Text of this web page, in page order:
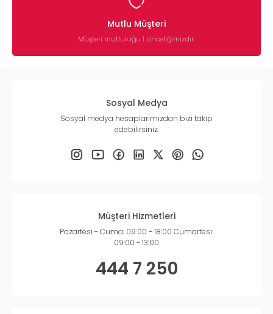
Mutlu Müşteri
Müşteri mutluluğu 1. önceliğimizdir.
Sosyal Medya
Sosyal medya hesaplarımızdan bizi takip
edebilirsiniz.
Müşteri Hizmetleri
Pazartesi - Cuma: 09:00 - 18:00 Cumartesi:
09:00 - 13:00
444 7 250